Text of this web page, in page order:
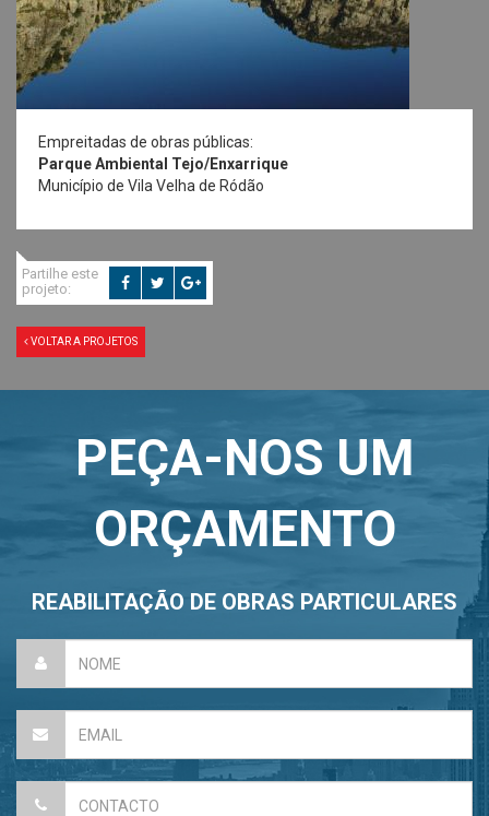
Empreitadas de obras públicas:
Parque Ambiental Tejo/Enxarrique
Município de Vila Velha de Ródão
Partilhe este
projeto:
VOLTAR A PROJETOS
PEÇA-NOS UM
ORÇAMENTO
REABILITAÇÃO DE OBRAS PARTICULARES